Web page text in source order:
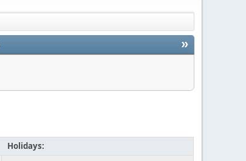
»
Holidays: